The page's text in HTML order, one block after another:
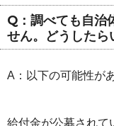
Q：調べても自治
せん。どうしたら
A：以下の可能性が
給付金が公募されて